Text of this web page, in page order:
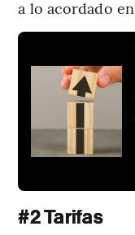
a lo acordado en
#2 Tarifas